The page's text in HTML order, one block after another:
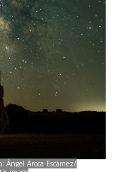
Aroca Escámez/
en plena cuenca